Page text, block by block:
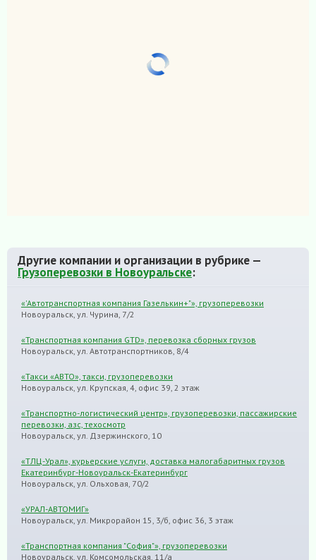
Другие компании и организации в рубрике —
Грузоперевозки в Новоуральске:
«'Aвтотранспортная компания Газелькин+"», грузоперевозки
Новоуральск, ул. Чурина, 7/2
«Транспортная компания GTD», перевозка сборных грузов
Новоуральск, ул. Автотранспортников, 8/4
«Такси «АВТО», такси, грузоперевозки
Новоуральск, ул. Крупская, 4, офис 39, 2 этаж
«Транспортно-логистический центр», грузоперевозки, пассажирские
перевозки, азс, техосмотр
Новоуральск, ул. Дзержинского, 10
«ТЛЦ-Урал», курьерские услуги, доставка малогабаритных грузов
Екатеринбург-Новоуральск-Екатеринбург
Новоуральск, ул. Ольховая, 70/2
«УРАЛ-АВТОМИГ»
Новоуральск, ул. Микрорайон 15, 3/б, офис 36, 3 этаж
«Транспортная компания "София"», грузоперевозки
Новоуральск, ул. Комсомольская, 11/а